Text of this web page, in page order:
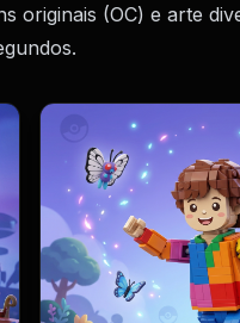
originais (OC) e arte